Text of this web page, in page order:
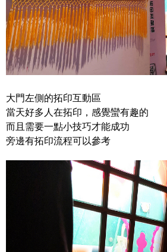
大門左側的拓印互動區
當天好多人在拓印，感覺蠻有趣的
而且需要一點小技巧才能成功
旁邊有拓印流程可以參考